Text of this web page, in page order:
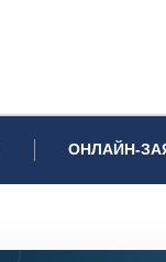
ОНЛАЙН-
Заявка на